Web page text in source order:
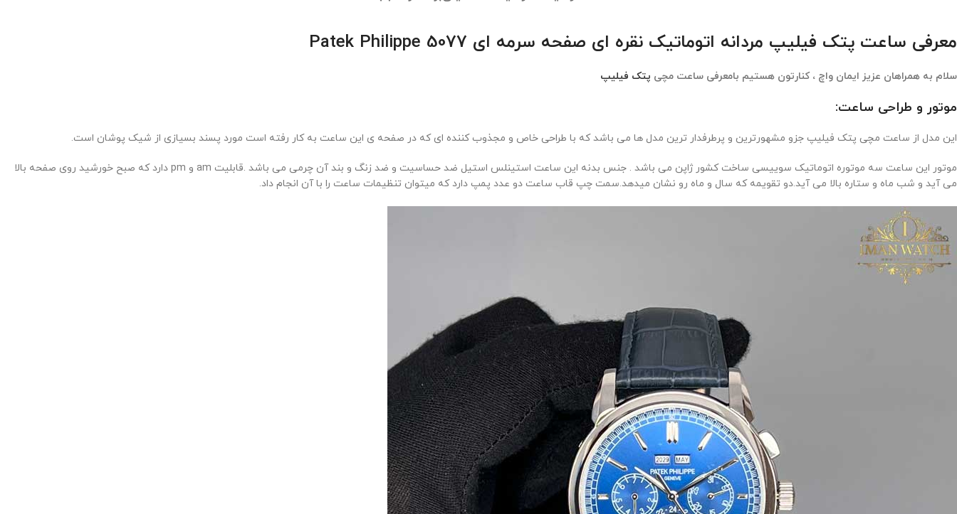
معرفی ساعت پتک فیلیپ مردانه اتوماتیک نقره ای صفحه سرمه ای Patek Philippe 5077
سلام به همراهان عزیز ایمان واچ ، کنارتون هستیم بامعرفی ساعت مچی پتک فیلیپ
موتور و طراحی ساعت:
این مدل از ساعت مچی پتک فیلیپ جزو مشهورترین و پرطرفدار ترین مدل ها می باشد که با طراحی خاص و مجذوب کننده ای که در صفحه ی این ساعت به کار رفته است مورد پسند بسیازی از شیک پوشان است.
موتور این ساعت سه موتوره اتوماتیک سوییسی ساخت کشور ژاپن می باشد . جنس بدنه این ساعت استینلس استیل ضد حساسیت و ضد زنگ و بند آن چرمی می باشد .قابلیت am و pm دارد که صبح خورشید روی صفحه بالا
می آید و شب ماه و ستاره بالا می آید.دو تقویمه که سال و ماه رو نشان میدهد.سمت چپ قاب ساعت دو عدد پمپ دارد که میتوان تنظیمات ساعت را با آن انجام داد.